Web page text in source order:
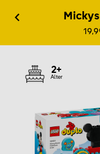
2+
Alter